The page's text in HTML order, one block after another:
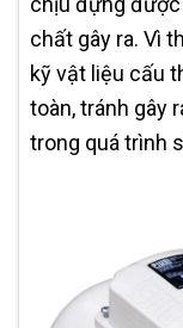
chất gây ra. Vì
kỹ vật liệu cấu
toàn, tránh gây
trong quá trình